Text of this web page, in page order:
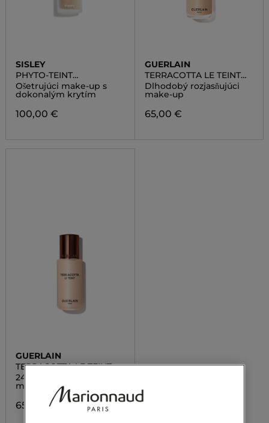
SISLEY
PHYTO-TEINT
PERFECTION
Ošetrujúci make-up s
dokonalým krytím
100,00 €
GUERLAIN
TERRACOTTA LE TEINT
GLOW
Dlhodobý rozjasňujúci
make-up
65,00 €
GUERLAIN
TERRACOTTA LE TEINT
24H ľahký rozjasňujúci
make-up
65,00 €